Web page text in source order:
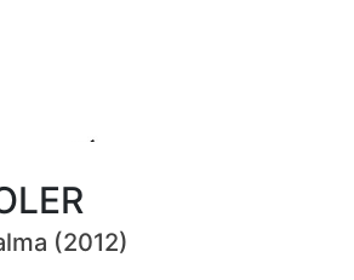
(2012)